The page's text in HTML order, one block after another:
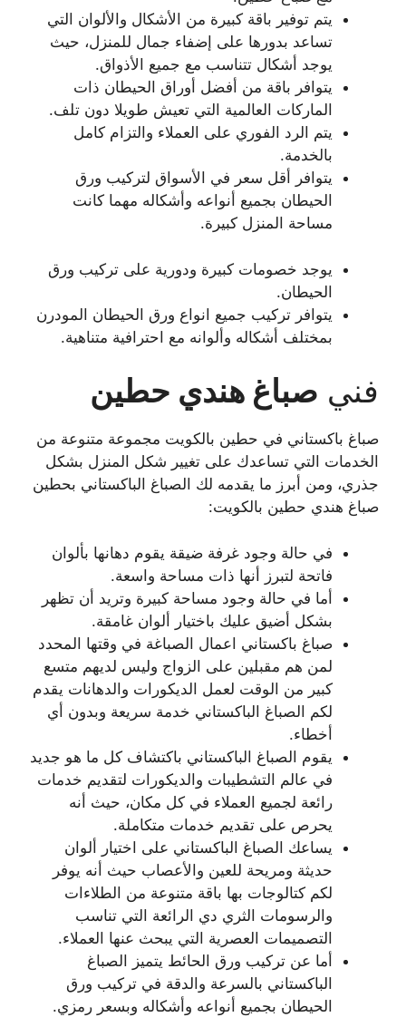
يتم توفير باقة كبيرة من الأشكال والألوان التي
تساعد بدورها على إضفاء جمال للمنزل، حيث
يوجد أشكال تتناسب مع جميع الأذواق.
يتوافر باقة من أفضل أوراق الحيطان ذات
الماركات العالمية التي تعيش طويلا دون تلف.
يتم الرد الفوري على العملاء والتزام كامل
بالخدمة.
يتوافر أقل سعر في الأسواق لتركيب ورق
الحيطان بجميع أنواعه وأشكاله مهما كانت
مساحة المنزل كبيرة.
يوجد خصومات كبيرة ودورية على تركيب ورق
الحيطان.
يتوافر تركيب جميع انواع ورق الحيطان المودرن
بمختلف أشكاله وألوانه مع احترافية متناهية.
فني صباغ هندي حطين
صباغ باكستاني في حطين بالكويت مجموعة متنوعة من
الخدمات التي تساعدك على تغيير شكل المنزل بشكل
جذري، ومن أبرز ما يقدمه لك الصباغ الباكستاني بحطين
صباغ هندي حطين بالكويت:
في حالة وجود غرفة ضيقة يقوم دهانها بألوان
فاتحة لتبرز أنها ذات مساحة واسعة.
أما في حالة وجود مساحة كبيرة وتريد أن تظهر
بشكل أضيق عليك باختيار ألوان غامقة.
صباغ باكستاني اعمال الصباغة في وقتها المحدد
لمن هم مقبلين على الزواج وليس لديهم متسع
كبير من الوقت لعمل الديكورات والدهانات يقدم
لكم الصباغ الباكستاني خدمة سريعة وبدون أي
أخطاء.
يقوم الصباغ الباكستاني باكتشاف كل ما هو جديد
في عالم التشطيبات والديكورات لتقديم خدمات
رائعة لجميع العملاء في كل مكان، حيث أنه
يحرص على تقديم خدمات متكاملة.
يساعك الصباغ الباكستاني على اختيار ألوان
حديثة ومريحة للعين والأعصاب حيث أنه يوفر
لكم كتالوجات بها باقة متنوعة من الطلاءات
والرسومات الثري دي الرائعة التي تناسب
التصميمات العصرية التي يبحث عنها العملاء.
أما عن تركيب ورق الحائط يتميز الصباغ
الباكستاني بالسرعة والدقة في تركيب ورق
الحيطان بجميع أنواعه وأشكاله وبسعر رمزي.